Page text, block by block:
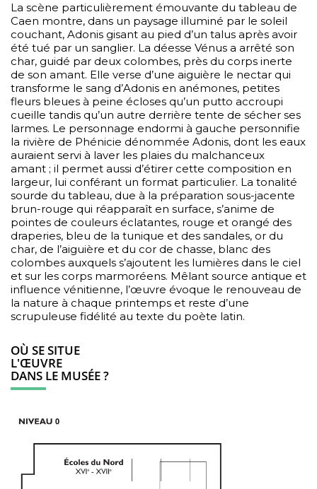
La scène particulièrement émouvante du tableau de
Caen montre, dans un paysage illuminé par le soleil
couchant, Adonis gisant au pied d’un talus après avoir
été tué par un sanglier. La déesse Vénus a arrêté son
char, guidé par deux colombes, près du corps inerte
de son amant. Elle verse d’une aiguière le nectar qui
transforme le sang d’Adonis en anémones, petites
fleurs bleues à peine écloses qu’un putto accroupi
cueille tandis qu’un autre derrière tente de sécher ses
larmes. Le personnage endormi à gauche personnifie
la rivière de Phénicie dénommée Adonis, dont les eaux
auraient servi à laver les plaies du malchanceux
amant ; il permet aussi d’étirer cette composition en
largeur, lui conférant un format particulier. La tonalité
sourde du tableau, due à la préparation sous-jacente
brun-rouge qui réapparaît en surface, s’anime de
pointes de couleurs éclatantes, rouge et orangé des
draperies, bleu de la tunique et des sandales, or du
char, de l’aiguière et du cor de chasse, blanc des
colombes auxquels s’ajoutent les lumières dans le ciel
et sur les corps marmoréens. Mêlant source antique et
influence vénitienne, l’œuvre évoque le renouveau de
la nature à chaque printemps et reste d’une
scrupuleuse fidélité au texte du poète latin.
OÙ SE SITUE
L'ŒUVRE
DANS LE MUSÉE ?